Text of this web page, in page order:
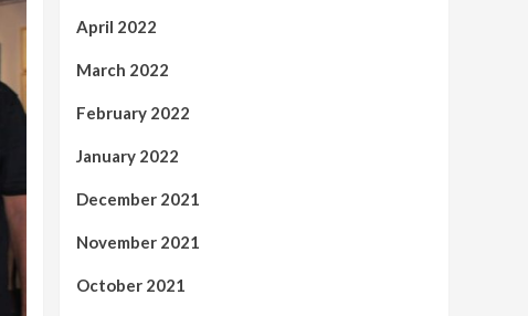
April 2022
March 2022
February 2022
January 2022
December 2021
November 2021
October 2021